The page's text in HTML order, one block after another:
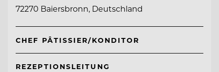
72270 Baiersbronn, Deutschland
CHEF PÂTISSIER/KONDITOR
REZEPTIONSLEITUNG